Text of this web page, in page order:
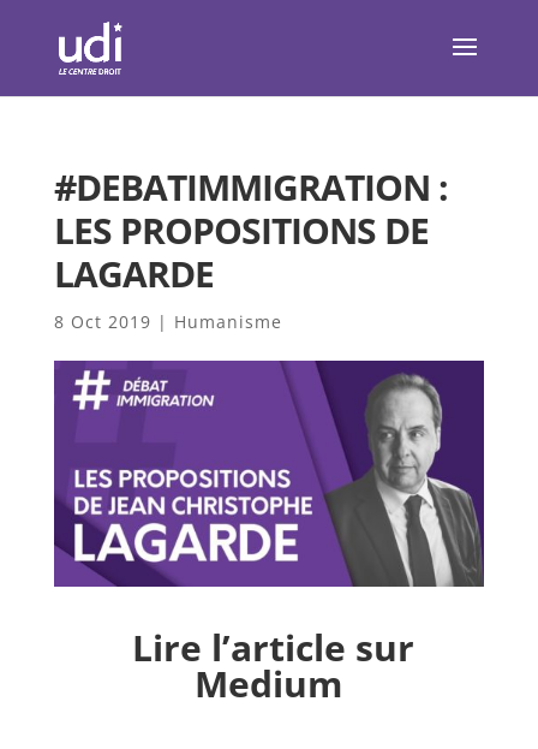
#DEBATIMMIGRATION :
LES PROPOSITIONS DE
LAGARDE
8 Oct 2019 | Humanisme
Lire l’article sur
Medium